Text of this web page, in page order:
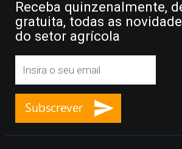
Receba quinzenalmente,
gratuita, todas as
do setor agrícola